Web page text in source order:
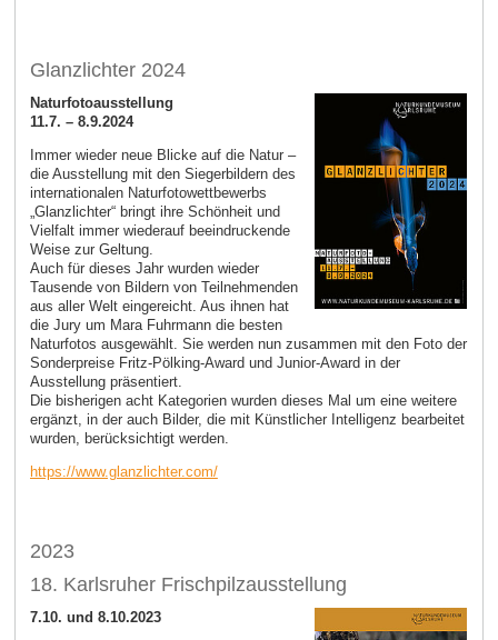
Glanzlichter 2024
Naturfotoausstellung
11.7. – 8.9.2024
Immer wieder neue Blicke auf die Natur –
die Ausstellung mit den Siegerbildern des
internationalen Naturfotowettbewerbs
„Glanzlichter“ bringt ihre Schönheit und
Vielfalt immer wiederauf beeindruckende
Weise zur Geltung.
Auch für dieses Jahr wurden wieder
Tausende von Bildern von Teilnehmenden
aus aller Welt eingereicht. Aus ihnen hat
die Jury um Mara Fuhrmann die besten
Naturfotos ausgewählt. Sie werden nun zusammen mit den Foto der
Sonderpreise Fritz-Pölking-Award und Junior-Award in der
Ausstellung präsentiert.
Die bisherigen acht Kategorien wurden dieses Mal um eine weitere
ergänzt, in der auch Bilder, die mit Künstlicher Intelligenz bearbeitet
wurden, berücksichtigt werden.
https://www.glanzlichter.com/
2023
18. Karlsruher Frischpilzausstellung
7.10. und 8.10.2023